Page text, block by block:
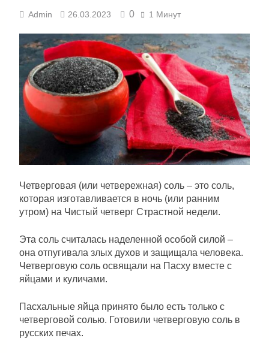
Admin 26.03.2023 0 1 Минут
Четверговая (или четвережная) соль – это соль,
которая изготавливается в ночь (или ранним
утром) на Чистый четверг Страстной недели.
Эта соль считалась наделенной особой силой –
она отпугивала злых духов и защищала человека.
Четверговую соль освящали на Пасху вместе с
яйцами и куличами.
Пасхальные яйца принято было есть только с
четверговой солью. Готовили четверговую соль в
русских печах.